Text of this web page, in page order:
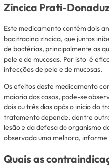
Zíncica Prati-
Este medicamento contém dois
bacitracina zíncica, que juntos
de bactérias, principalmente as
pele e de mucosas. Por isto, é
infecções de pele e de mucosas.
Os efeitos deste medicamento
maioria dos casos, pode-se
dois ou três dias após o início do
tratamento depende, dentre
lesão e da defesa do organismo
observada uma melhora, informe
Quais as